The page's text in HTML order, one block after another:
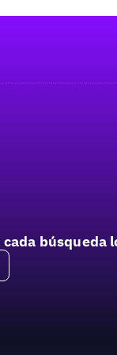
cada búsqueda